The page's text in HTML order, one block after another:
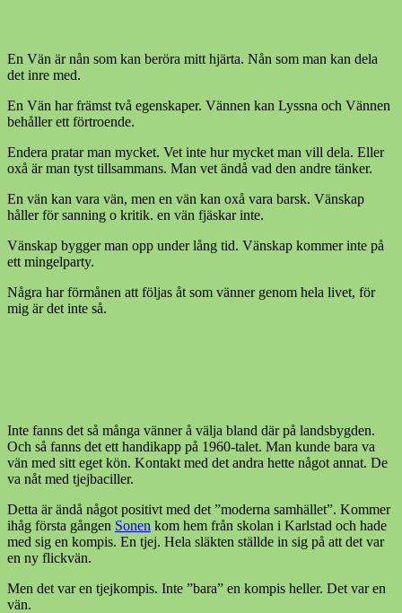
En Vän är nån som kan beröra mitt hjärta. Nån som man kan dela
det inre med.
En Vän har främst två egenskaper. Vännen kan Lyssna och Vännen
behåller ett förtroende.
Endera pratar man mycket. Vet inte hur mycket man vill dela. Eller
oxå är man tyst tillsammans. Man vet ändå vad den andre tänker.
En vän kan vara vän, men en vän kan oxå vara barsk. Vänskap
håller för sanning o kritik. en vän fjäskar inte.
Vänskap bygger man opp under lång tid. Vänskap kommer inte på
ett mingelparty.
Några har förmånen att följas åt som vänner genom hela livet, för
mig är det inte så.
Inte fanns det så många vänner å välja bland där på landsbygden.
Och så fanns det ett handikapp på 1960-talet. Man kunde bara va
vän med sitt eget kön. Kontakt med det andra hette något annat. De
va nåt med tjejbaciller.
Detta är ändå något positivt med det ”moderna samhället”. Kommer
ihåg första gången Sonen kom hem från skolan i Karlstad och hade
med sig en kompis. En tjej. Hela släkten ställde in sig på att det var
en ny flickvän.
Men det var en tjejkompis. Inte ”bara” en kompis heller. Det var en
vän.